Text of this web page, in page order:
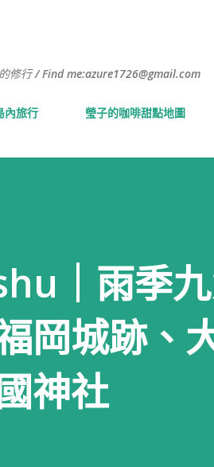
修行 / Find me:azure1726@gmail.com
內旅行 瑩子的咖啡甜點地圖
｜雨季
岡城跡、
神社